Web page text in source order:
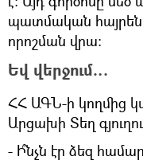
պատմական
որոշման վրա։
Եվ վերջում…
ՀՀ ԱԳՆ-ի կողմից
Արցախի Տեղ
- Ի՞նչն էր ձեզ